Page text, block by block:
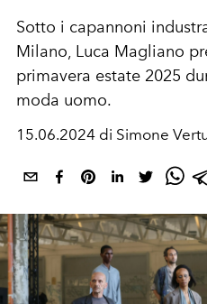
Sotto i capannoni
Milano, Luca Magliano
primavera estate 2025
moda uomo.
15.06.2024 di Simone